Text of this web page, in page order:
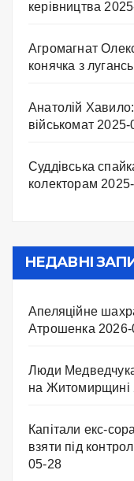
керівництва
Агромагнат
конячка з
Анатолій
військомат 2025-
Суддівська
колекторам
НЕДАВНІ
Апеляційне
Атрошенка
Люди
на Житомирщині
Капітали екс-
взяти під
05-28